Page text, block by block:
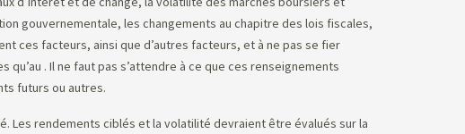
gouvernementale, les changements au chapitre des lois fiscales,
ces facteurs, ainsi que d’autres facteurs, et à ne pas se fier
qu’au . Il ne faut pas s’attendre à ce que ces renseignements
futurs ou autres.
Les rendements ciblés et la volatilité devraient être évalués sur la